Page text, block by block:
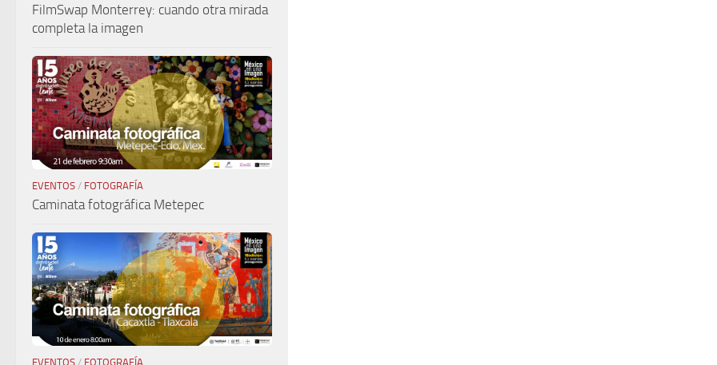
FilmSwap Monterrey: cuando otra mirada
completa la imagen
EVENTOS / FOTOGRAFÍA
Caminata fotográfica Metepec
EVENTOS / FOTOGRAFÍA